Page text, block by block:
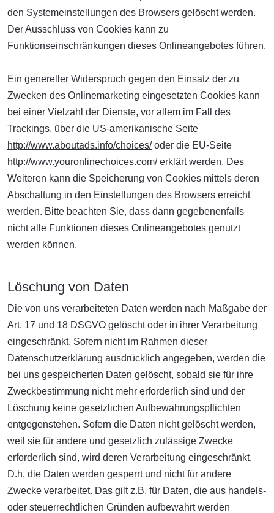
den Systemeinstellungen des Browsers gelöscht werden.
Der Ausschluss von Cookies kann zu
Funktionseinschränkungen dieses Onlineangebotes führen.
Ein genereller Widerspruch gegen den Einsatz der zu
Zwecken des Onlinemarketing eingesetzten Cookies kann
bei einer Vielzahl der Dienste, vor allem im Fall des
Trackings, über die US-amerikanische Seite
http://www.aboutads.info/choices/oder die EU-Seite
http://www.youronlinechoices.com/erklärt werden. Des
Weiteren kann die Speicherung von Cookies mittels deren
Abschaltung in den Einstellungen des Browsers erreicht
werden. Bitte beachten Sie, dass dann gegebenenfalls
nicht alle Funktionen dieses Onlineangebotes genutzt
werden können.
Löschung von Daten
Die von uns verarbeiteten Daten werden nach Maßgabe der
Art. 17 und 18 DSGVO gelöscht oder in ihrer Verarbeitung
eingeschränkt. Sofern nicht im Rahmen dieser
Datenschutzerklärung ausdrücklich angegeben, werden die
bei uns gespeicherten Daten gelöscht, sobald sie für ihre
Zweckbestimmung nicht mehr erforderlich sind und der
Löschung keine gesetzlichen Aufbewahrungspflichten
entgegenstehen. Sofern die Daten nicht gelöscht werden,
weil sie für andere und gesetzlich zulässige Zwecke
erforderlich sind, wird deren Verarbeitung eingeschränkt.
D.h. die Daten werden gesperrt und nicht für andere
Zwecke verarbeitet. Das gilt z.B. für Daten, die aus handels-
oder steuerrechtlichen Gründen aufbewahrt werden